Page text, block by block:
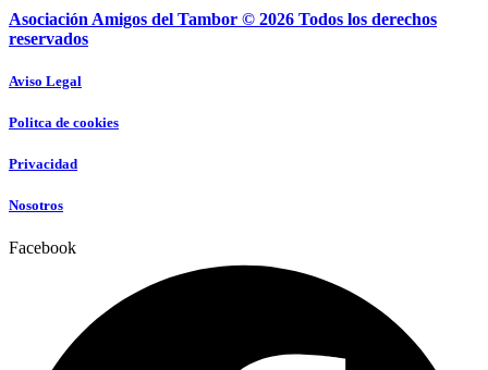
Asociación Amigos del Tambor © 2026 Todos los derechos
reservados
Aviso Legal
Politca de cookies
Privacidad
Nosotros
Facebook